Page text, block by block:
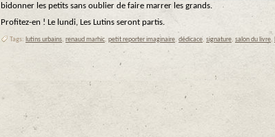
bidonner les petits sans oublier de faire marrer les grands.
Profitez-en ! Le lundi, Les Lutins seront partis.
Tags: lutins urbains, renaud marhic, petit reporter imaginaire, dédicace, signature, salon du livre,